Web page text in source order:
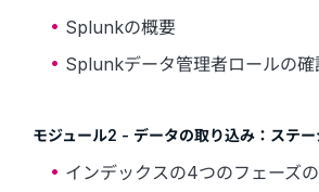
Splunkの概要
Splunkデータ管理者ロールの確
モジュール2 - データの取り込み：ステ
インデックスの4つのフェーズ